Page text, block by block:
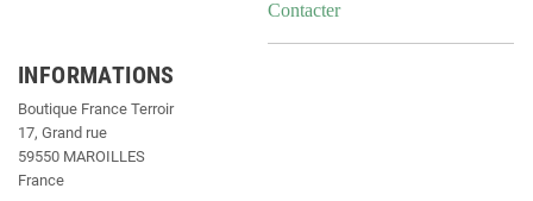
Contacter
INFORMATIONS
Boutique France Terroir
17, Grand rue
59550 MAROILLES
France